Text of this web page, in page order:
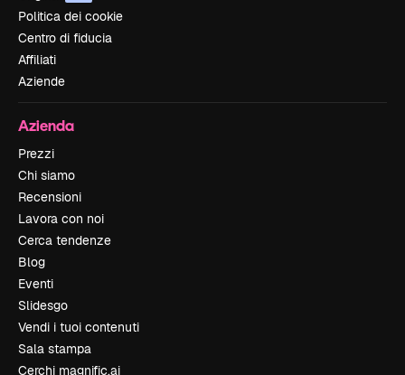
Politica dei cookie
Centro di fiducia
Affiliati
Aziende
Azienda
Prezzi
Chi siamo
Recensioni
Lavora con noi
Cerca tendenze
Blog
Eventi
Slidesgo
Vendi i tuoi contenuti
Sala stampa
Cerchi magnific.ai